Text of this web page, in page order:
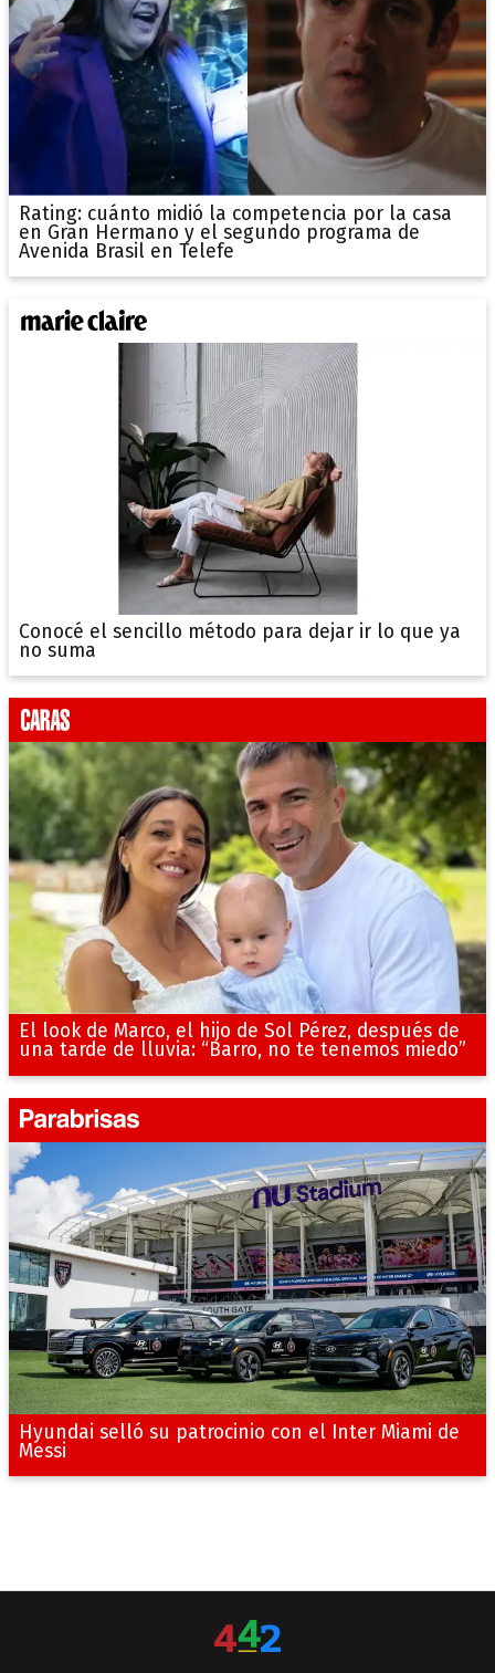
Rating: cuánto midió la competencia por la casa
en Gran Hermano y el segundo programa de
Avenida Brasil en Telefe
Conocé el sencillo método para dejar ir lo que ya
no suma
El look de Marco, el hijo de Sol Pérez, después de
una tarde de lluvia: “Barro, no te tenemos miedo”
Hyundai selló su patrocinio con el Inter Miami de
Messi